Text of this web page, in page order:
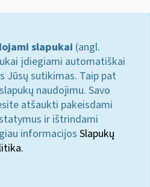
slapukai (angl.
įdiegiami automatiškai
Jūsų sutikimas. Taip pat
naudojimu. Savo
atšaukti pakeisdami
ir ištrindami
informacijos Slapukų